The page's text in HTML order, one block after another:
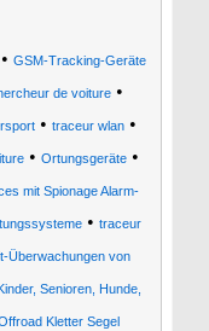
• GSM-Tracking-Geräte
de voiture •
• traceur wlan•
• Ortungsgeräte •
mit Spionage Alarm-
• traceur
Überwachungen von
Senioren, Hunde,
Kletter Segel